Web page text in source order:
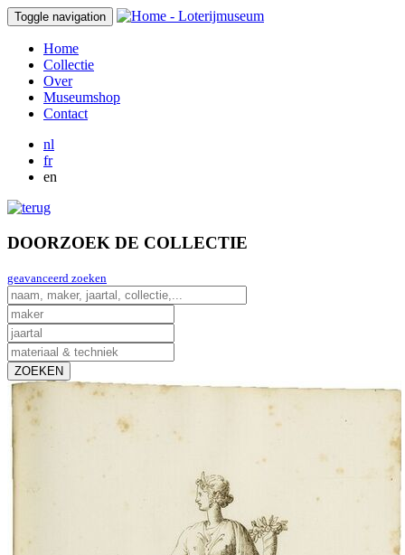
Toggle navigation
Home
Collectie
Over
Museumshop
Contact
nl
fr
en
DOORZOEK DE COLLECTIE
geavanceerd zoeken
ZOEKEN